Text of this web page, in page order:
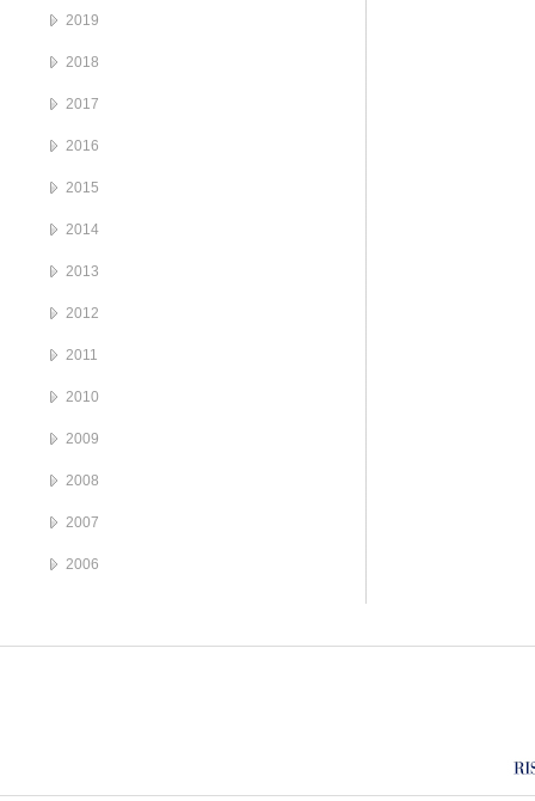
2019
2018
2017
2016
2015
2014
2013
2012
2011
2010
2009
2008
2007
2006